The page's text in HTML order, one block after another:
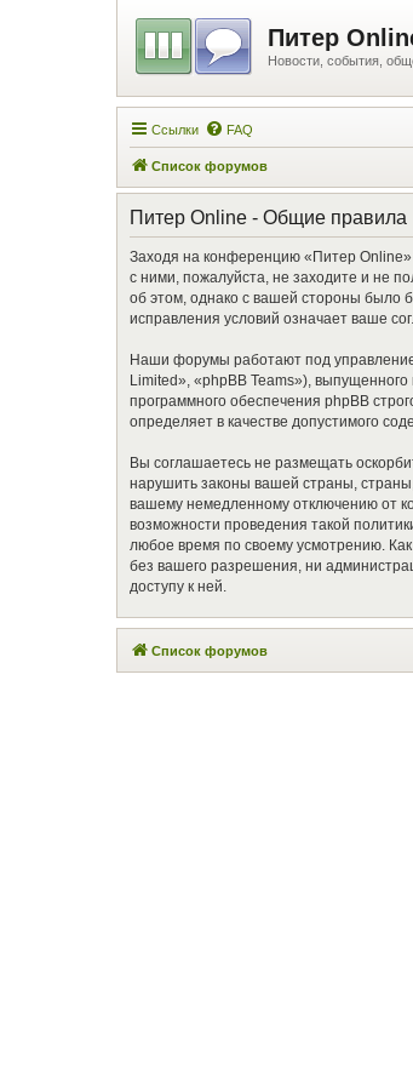
Питер
Новости, события,
Ссылки FAQ
Список форумов
Питер Online - Общие правила
Заходя на конференцию «Питер
с ними, пожалуйста, не заходите и не
об этом, однако с вашей стороны было
исправления условий означает ваше
Наши форумы работают под
Limited», «phpBB Teams»), выпущенного
программного обеспечения phpBB
определяет в качестве допустимого
Вы соглашаетесь не размещать
нарушить законы вашей страны,
вашему немедленному отключению от
возможности проведения такой
любое время по своему усмотрению.
без вашего разрешения, ни
доступу к ней.
Список форумов